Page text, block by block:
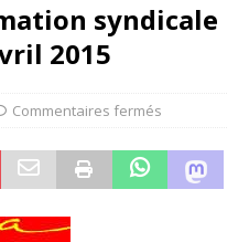
syndicale
2015
Commentaires fermés